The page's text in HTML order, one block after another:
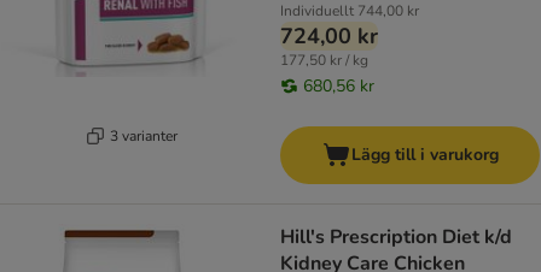
3 varianter
Individuellt 744,00 kr
724,00 kr
177,50 kr / kg
680,56 kr
Lägg till i varukorg
Hill's Prescription Diet k/d
Kidney Care Chicken